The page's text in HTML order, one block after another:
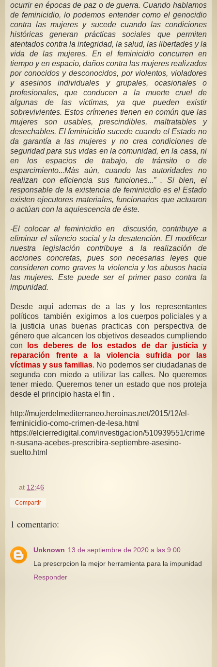
ocurrir en épocas de paz o de guerra. Cuando hablamos
de feminicidio, lo podemos entender como el genocidio
contra las mujeres y sucede cuando las condiciones
históricas generan prácticas sociales que permiten
atentados contra la integridad, la salud, las libertades y la
vida de las mujeres. En el feminicidio concurren en
tiempo y en espacio, daños contra las mujeres realizados
por conocidos y desconocidos, por violentos, violadores
y asesinos individuales y grupales, ocasionales o
profesionales, que conducen a la muerte cruel de
algunas de las víctimas, ya que pueden existir
sobrevivientes. Estos crímenes tienen en común que las
mujeres son usables, prescindibles, maltratables y
desechables. El feminicidio sucede cuando el Estado no
da garantía a las mujeres y no crea condiciones de
seguridad para sus vidas en la comunidad, en la casa, ni
en los espacios de trabajo, de tránsito o de
esparcimiento...Más aún, cuando las autoridades no
realizan con eficiencia sus funciones...” . Si bien, el
responsable de la existencia de feminicidio es el Estado
existen ejecutores materiales, funcionarios que actuaron
o actúan con la aquiescencia de éste.
-El colocar al feminicidio en discusión, contribuye a
eliminar el silencio social y la desatención. El modificar
nuestra legislación contribuye a la realización de
acciones concretas, pues son necesarias leyes que
consideren como graves la violencia y los abusos hacia
las mujeres. Este puede ser el primer paso contra la
impunidad.
Desde aquí ademas de a las y los representantes
políticos también exigimos a los cuerpos policiales y a
la justicia unas buenas practicas con perspectiva de
género que alcancen los objetivos deseados cumpliendo
con los deberes de los estados de dar justicia y
reparación frente a la violencia sufrida por las
víctimas y sus familias. No podemos ser ciudadanas de
segunda con miedo a utilizar las calles. No queremos
tener miedo. Queremos tener un estado que nos proteja
desde el principio hasta el fin .
http://mujerdelmediterraneo.heroinas.net/2015/12/el-
feminicidio-como-crimen-de-lesa.html
https://elcierredigital.com/investigacion/510939551/crime
n-susana-acebes-prescribira-septiembre-asesino-
suelto.html
at 12:46
Compartir
1 comentario:
Unknown 13 de septiembre de 2020 a las 9:00
La prescrpcion la mejor herramienta para la impunidad
Responder